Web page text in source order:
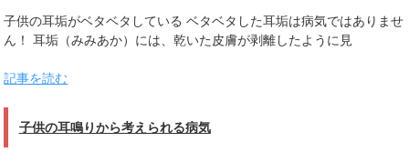
子供の耳垢がベタベタしている ベタベタした耳垢は病気ではありませ
ん！ 耳垢（みみあか）には、乾いた皮膚が剥離したように見
記事を読む
子供の耳鳴りから考えられる病気